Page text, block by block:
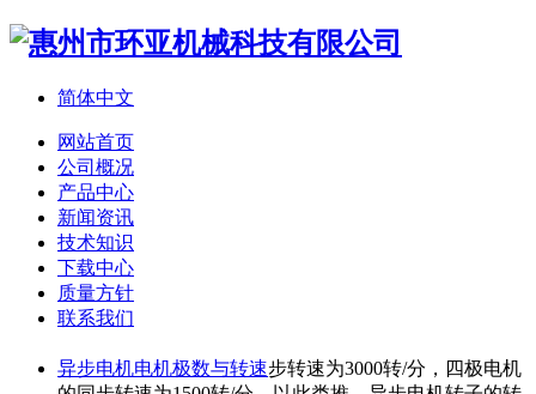
简体中文
网站首页
公司概况
产品中心
新闻资讯
技术知识
下载中心
质量方针
联系我们
异步电机电机极数与转速步转速为3000转/分，四极电机